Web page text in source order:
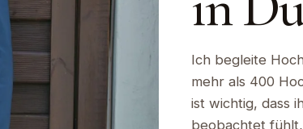
Ich begleite
mehr als 400
ist wichtig, dass
beobachtet